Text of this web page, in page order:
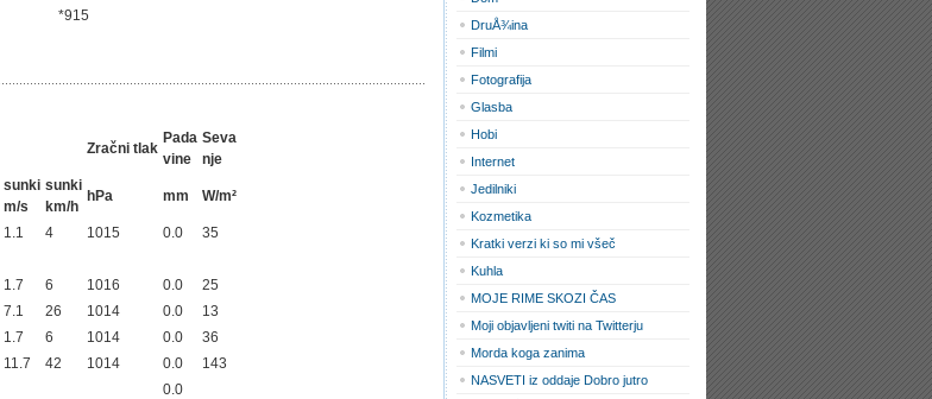
*915
Zračni tlak
Pada
vine
Seva
nje
sunki
m/s
sunki
km/h
hPa mm W/m²
1.1 4 1015 0.0
35
1.7 6 1016 0.0
25
7.1 26 1014 0.0
13
1.7 6 1014 0.0
36
11.7 42 1014 0.0
143
0.0
DruÅ¾ina
Filmi
Fotografija
Glasba
Hobi
Internet
Jedilniki
Kozmetika
Kratki verzi ki so mi všeč
Kuhla
MOJE RIME SKOZI ČAS
Moji objavljeni twiti na Twitterju
Morda koga zanima
NASVETI iz oddaje Dobro jutro